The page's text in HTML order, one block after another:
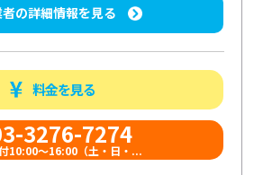
の詳細情報を見る
料金を見る
3276-7274
10:00〜16:00（土・日・...